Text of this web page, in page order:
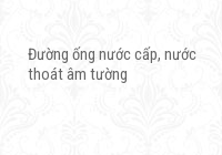
Đường ống nước cấp, nước
thoát âm tường